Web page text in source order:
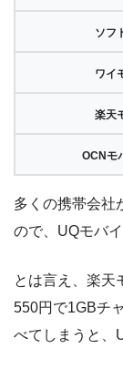
ソフ
ワイ
楽天
OCNモ
多くの携帯会社
ので、UQモバ
とは言え、楽天
550円で1GBチ
べてしまうと、